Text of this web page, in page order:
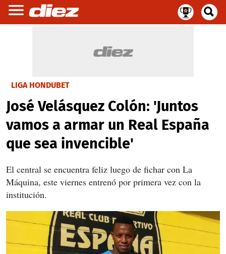
LIGA HONDUBET
José Velásquez Colón: 'Juntos
vamos a armar un Real España
que sea invencible'
El central se encuentra feliz luego de fichar con La
Máquina, este viernes entrenó por primera vez con la
institución.